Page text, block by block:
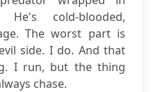
He's cold-blooded,
The worst part is
side. I do. And that
I run, but the thing
chase.